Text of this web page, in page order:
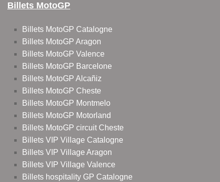
Billets MotoGP
Billets MotoGP Catalogne
Billets MotoGP Aragon
Billets MotoGP Valence
Billets MotoGP Barcelone
Billets MotoGP Alcañiz
Billets MotoGP Cheste
Billets MotoGP Montmelo
Billets MotoGP Motorland
Billets MotoGP circuit Cheste
Billets VIP Village Catalogne
Billets VIP Village Aragon
Billets VIP Village Valence
Billets hospitality GP Catalogne